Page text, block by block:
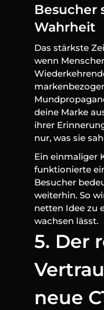
Besucher
Wahrheit
Das stärkste
wenn
deine Marke
ihrer
nur, was sie
Ein einmaliger
funktionierte
Besucher
weiterhin. So
netten Idee zu
wachsen lässt.
5. Der
neue